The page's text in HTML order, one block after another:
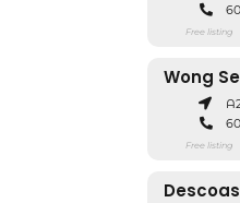
Free listing
Wong
Free listing